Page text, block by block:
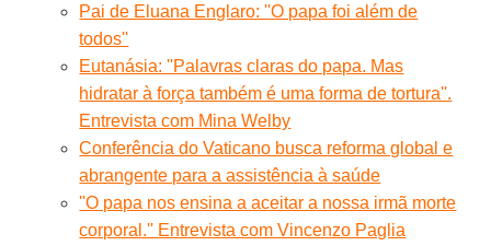
Pai de Eluana Englaro: ''O papa foi além de
todos''
Eutanásia: ''Palavras claras do papa. Mas
hidratar à força também é uma forma de tortura''.
Entrevista com Mina Welby
Conferência do Vaticano busca reforma global e
abrangente para a assistência à saúde
''O papa nos ensina a aceitar a nossa irmã morte
corporal.'' Entrevista com Vincenzo Paglia